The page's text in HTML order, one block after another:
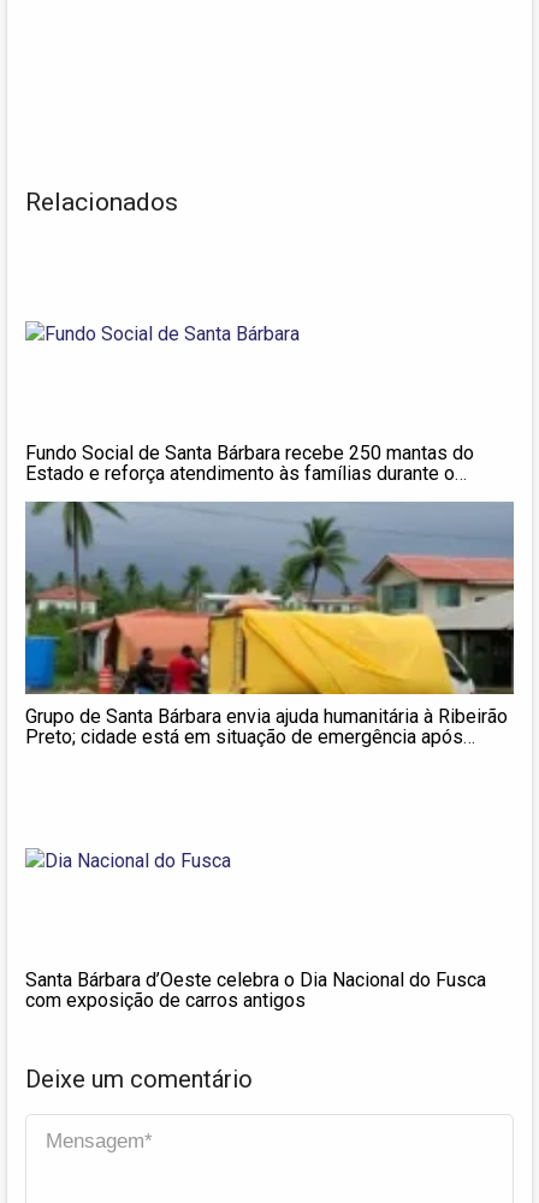
Relacionados
Fundo Social de Santa Bárbara recebe 250 mantas do
Estado e reforça atendimento às famílias durante o
Grupo de Santa Bárbara envia ajuda humanitária à Ribeirão
Preto; cidade está em situação de emergência após
Santa Bárbara d’Oeste celebra o Dia Nacional do Fusca
com exposição de carros antigos
Deixe um comentário